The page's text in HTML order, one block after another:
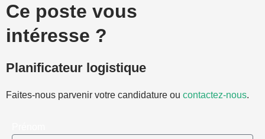
Ce poste vous
intéresse ?
Planificateur logistique
Faites-nous parvenir votre candidature ou contactez-nous.